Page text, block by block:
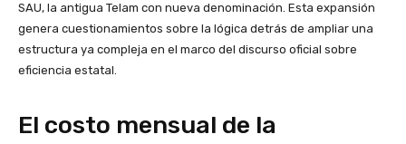
SAU, la antigua Telam con nueva denominación. Esta expansión
genera cuestionamientos sobre la lógica detrás de ampliar una
estructura ya compleja en el marco del discurso oficial sobre
eficiencia estatal.
El costo mensual de la